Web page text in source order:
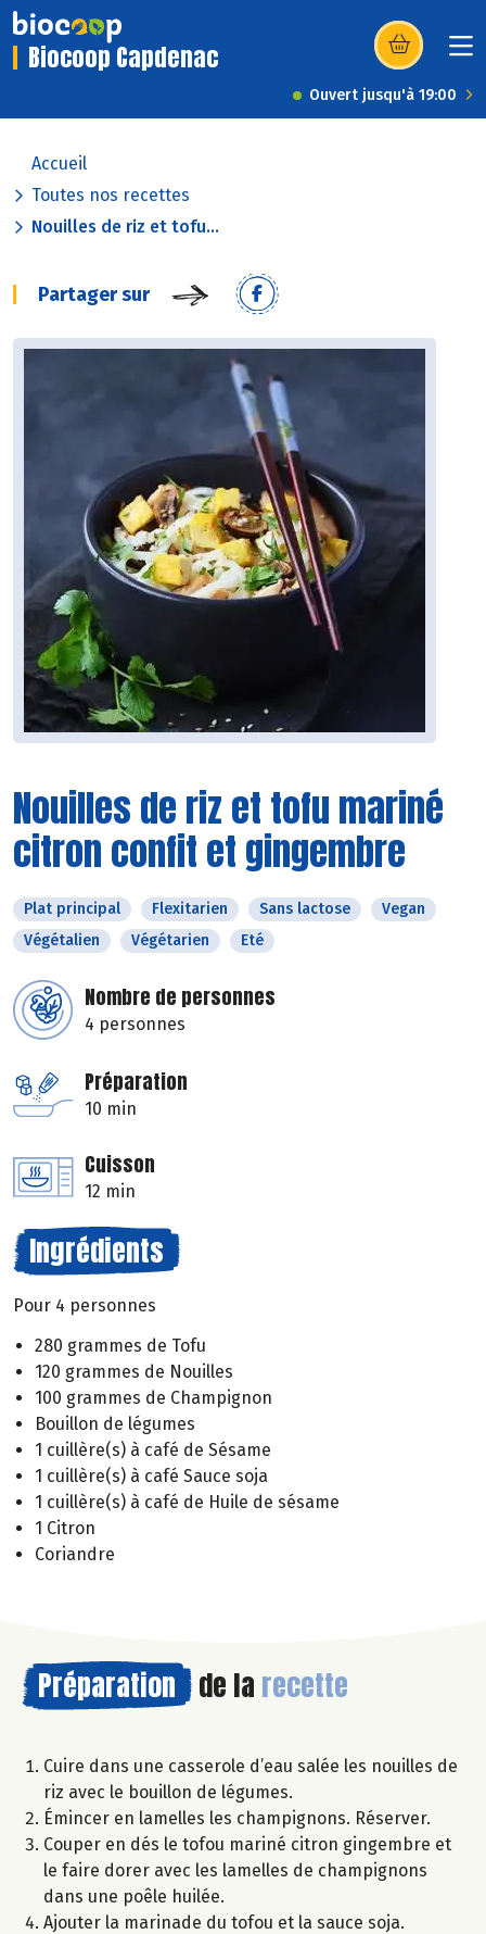
Biocoop Capdenac (s’ouvre dans
Ouvert jusqu'à 19:00
Accueil
Toutes nos recettes
Nouilles de riz et tofu...
Partager sur
Nouilles de riz et tofu mariné
citron confit et gingembre
Plat principal Flexitarien Sans lactose
Vegan
Végétalien
Végétarien Eté
Nombre de personnes
4 personnes
Préparation
10 min
Cuisson
12 min
Ingrédients
Pour 4 personnes
280 grammes de Tofu
120 grammes de Nouilles
100 grammes de Champignon
Bouillon de légumes
1 cuillère(s) à café de Sésame
1 cuillère(s) à café Sauce soja
1 cuillère(s) à café de Huile de sésame
1 Citron
Coriandre
Préparation de la recette
Cuire dans une casserole d’eau salée les nouilles de
riz avec le bouillon de légumes.
Émincer en lamelles les champignons. Réserver.
Couper en dés le tofou mariné citron gingembre et
le faire dorer avec les lamelles de champignons
dans une poêle huilée.
Ajouter la marinade du tofou et la sauce soja.